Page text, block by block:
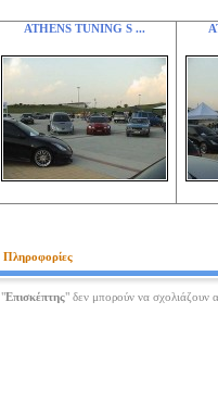
ATHENS TUNING S ...
Πληροφορίες
"Επισκέπτης" δεν μπορούν να σχολιάζουν